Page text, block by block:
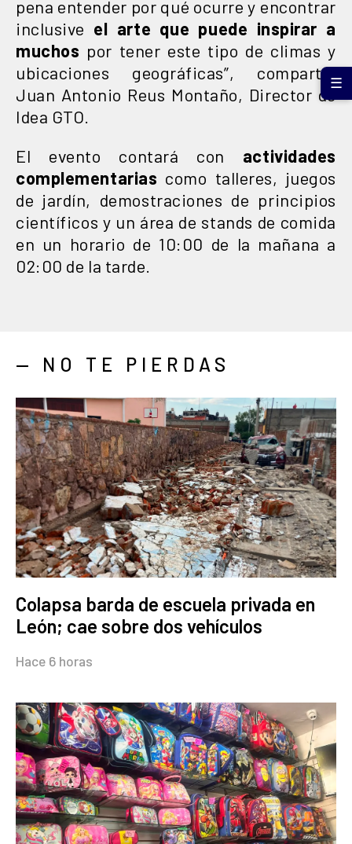
pena entender por qué ocurre y encontrar
inclusive el arte que puede inspirar a
muchos por tener este tipo de climas y
ubicaciones geográficas”, compartió
Juan Antonio Reus Montaño, Director de
Idea GTO.
El evento contará con actividades
complementarias como talleres, juegos
de jardín, demostraciones de principios
científicos y un área de stands de comida
en un horario de 10:00 de la mañana a
02:00 de la tarde.
— NO TE PIERDAS
Colapsa barda de escuela privada en
León; cae sobre dos vehículos
Hace 6 horas
☰